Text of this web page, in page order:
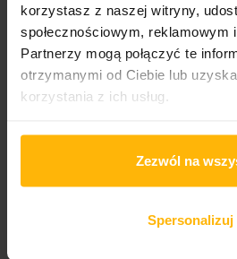
korzystasz z naszej witryny,
społecznościowym, reklamowym
Partnerzy mogą połączyć te
otrzymanymi od Ciebie lub
korzystania z ich usług.
Zezwól na
Spersonalizuj
Karibow - Panterrania